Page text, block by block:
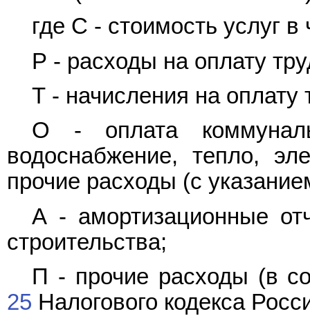
где С - стоимость услуг в
Р - расходы на оплату
Т - начисления на оплату
О - оплата
водоснабжение, тепло,
прочие расходы (с
А - амортизационные
строительства;
П - прочие расходы (в
25 Налогового кодекса